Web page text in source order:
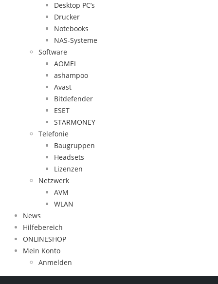
Desktop PC’s
Drucker
Notebooks
NAS-Systeme
Software
AOMEI
ashampoo
Avast
Bitdefender
ESET
STARMONEY
Telefonie
Baugruppen
Headsets
Lizenzen
Netzwerk
AVM
WLAN
News
Hilfebereich
ONLINESHOP
Mein Konto
Anmelden